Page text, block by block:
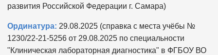
развития Российской Федерации г. Самара)
Ординатура: 29.08.2025 (справка с места учёбы №
1230/22-21-5256 от 29.08.2025 по специальности
"Клиническая лабораторная диагностика" в ФГБОУ ВО